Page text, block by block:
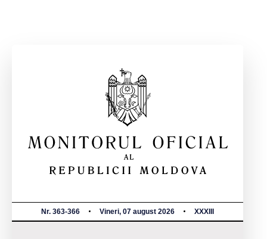
Nr. 363-366 Vineri, 07 august 2026 XXXIII